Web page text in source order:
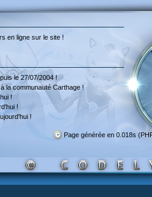
en ligne sur le site !
le 27/07/2004 !
la communauté Carthage !
!
!
!
Page générée en 0.018s